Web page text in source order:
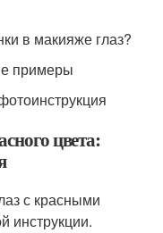
в макияже глаз?
примеры
цвета:
с красными
инструкции.